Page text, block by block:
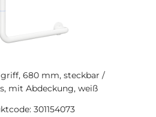
680 mm, steckbar /
mit Abdeckung, weiß
301154073